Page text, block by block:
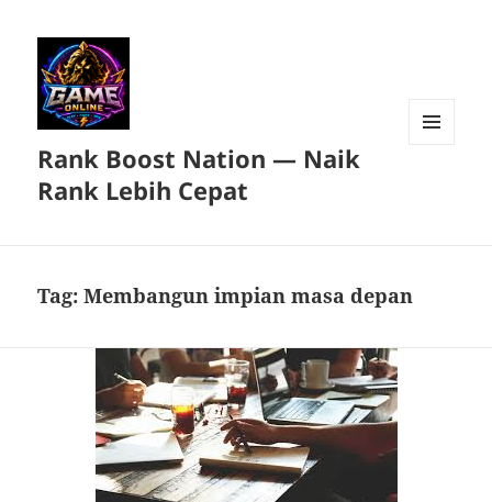
Rank Boost Nation — Naik
Rank Lebih Cepat
Tag:Membangun impian masa depan